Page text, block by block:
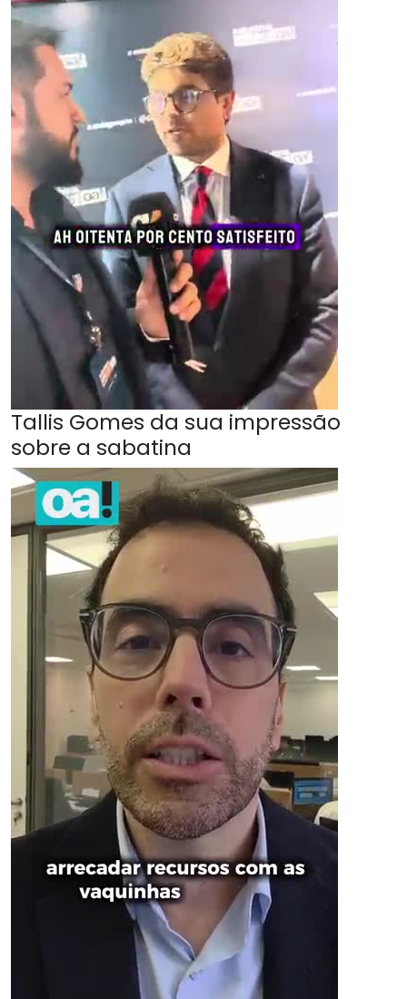
Tallis Gomes da sua impressão
sobre a sabatina